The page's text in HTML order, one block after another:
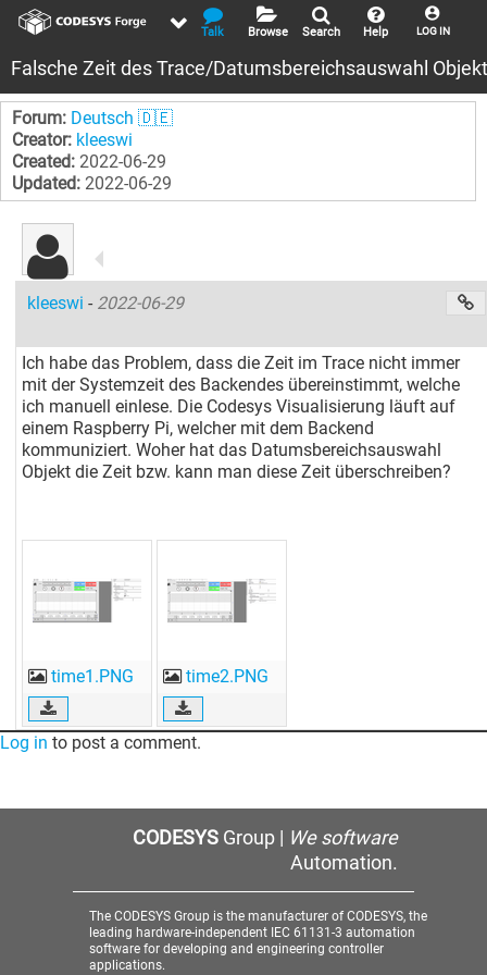
LOG IN
Help
Search
Browse
Talk
Falsche Zeit des Trace/Datumsbereichsauswahl
Forum: Deutsch 🇩🇪
Creator: kleeswi
Created: 2022-06-29
Updated: 2022-06-29
kleeswi- 2022-06-29
Ich habe das Problem, dass die Zeit im Trace nicht immer
mit der Systemzeit des Backendes übereinstimmt, welche
ich manuell einlese. Die Codesys Visualisierung läuft auf
einem Raspberry Pi, welcher mit dem Backend
kommuniziert. Woher hat das Datumsbereichsauswahl
Objekt die Zeit bzw. kann man diese Zeit überschreiben?
time1.PNG time2.PNG
Log in to post a comment.
CODESYSGroup | We software
Automation.
The CODESYS Group is the manufacturer of CODESYS, the
leading hardware-independent IEC 61131-3 automation
software for developing and engineering controller
applications.